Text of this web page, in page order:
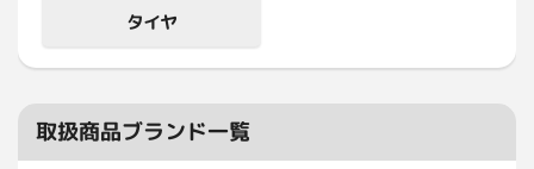
タイヤ
取扱商品ブランド一覧